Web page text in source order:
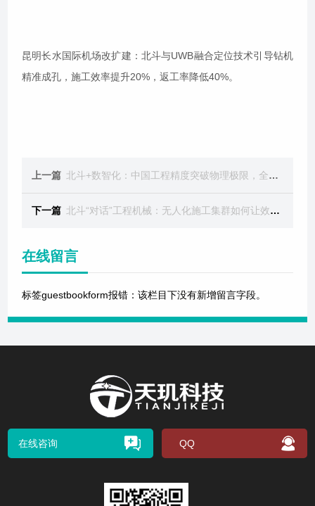
昆明长水国际机场改扩建：北斗与UWB融合定位技术引导钻机
精准成孔，施工效率提升20%，返工率降低40%。
上一篇 北斗+数智化：中国工程精度突破物理极限，全球基建进入“厘米级
下一篇 北斗“对话”工程机械：无人化施工集群如何让效率飙升30%？
在线留言
标签guestbookform报错：该栏目下没有新增留言字段。
在线咨询 QQ